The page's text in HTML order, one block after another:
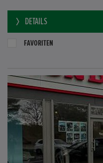
DETAILS
FAVORITEN